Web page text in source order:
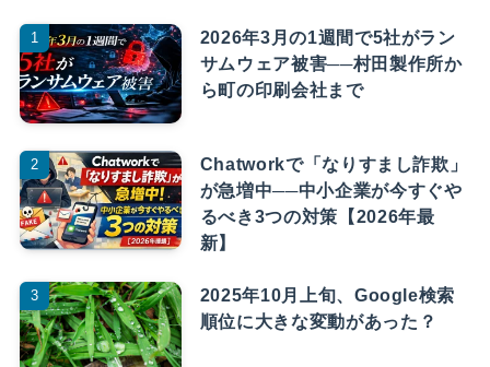
2026年3月の1週間で5社がラン
サムウェア被害──村田製作所か
ら町の印刷会社まで
Chatworkで「なりすまし詐欺」
が急増中──中小企業が今すぐや
るべき3つの対策【2026年最
新】
2025年10月上旬、Google検索
順位に大きな変動があった？